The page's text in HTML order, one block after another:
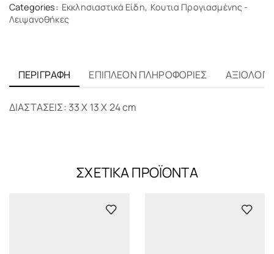
Categories: Εκκλησιαστικά Είδη, Κουτια Προγιασμένης -
Λειψανοθήκες
ΠΕΡΙΓΡΑΦΉ ΕΠΙΠΛΈΟΝ ΠΛΗΡΟΦΟΡΊΕΣ
ΔΙΑΣΤΑΣΕΙΣ: 33 X 13 Χ 24 cm
ΣΧΕΤΙΚΆ ΠΡΟΪΌΝΤΑ